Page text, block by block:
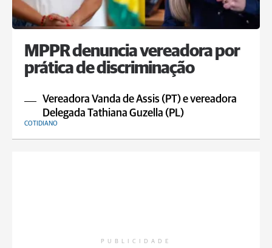
MPPR denuncia vereadora por
prática de discriminação
Vereadora Vanda de Assis (PT) e vereadora
Delegada Tathiana Guzella (PL)
COTIDIANO
PUBLICIDADE